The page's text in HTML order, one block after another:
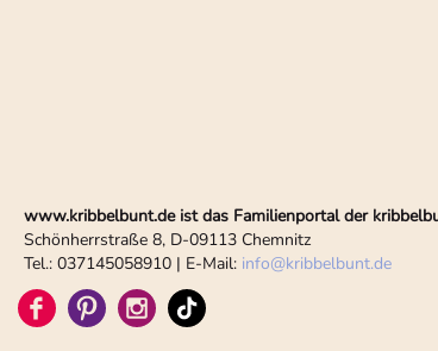
www.kribbelbunt.de ist das Familienportal der
Schönherrstraße 8, D-09113 Chemnitz
Tel.: 037145058910 | E-Mail: info@kribbelbunt.de